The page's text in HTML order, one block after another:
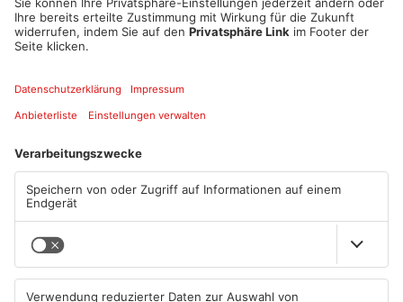
Nachdem er die Beute in einer roten Stofftasche mit weißen
Streifen verstaut hatte flüchtete der Mann in unbekannte
Richtung. Trotz der schnellen Alarmierung der Polizei führte
Braune Augen, auffällig war eine mögliche Einblutung in
Sprach mit osteuropäischen Akzent
Trug bei der Tat blaue Einmalhandschuhe und eine
Sturmhaube
Bändern, schwarzes Shirt mit roter Aufschrift „Nike“
Zur Aufklärung der Tat sucht die Kripo Aschaffenburg nach
Zeugen und wendet sich mit folgenden Fragen an die